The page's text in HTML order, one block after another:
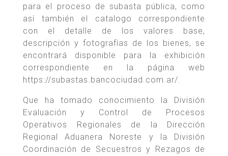
para el proceso de subasta pública, como
así también el catalogo correspondiente
con el detalle de los valores base,
descripción y fotografías de los bienes, se
encontrará disponible para la exhibición
correspondiente en la página web
https://subastas.bancociudad.com.ar/.
Que ha tomado conocimiento la División
Evaluación y Control de Procesos
Operativos Regionales de la Dirección
Regional Aduanera Noreste y la División
Coordinación de Secuestros y Rezagos de